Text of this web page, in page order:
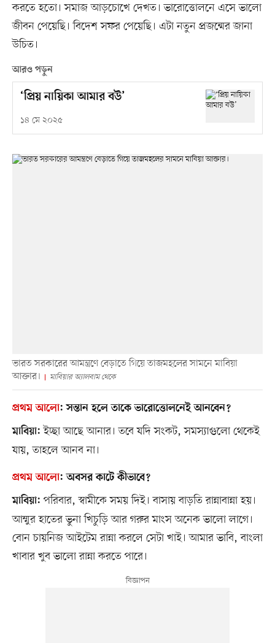
করতে হতো। সমাজ আড়চোখে দেখত। ভারোত্তোলনে এসে ভালো
জীবন পেয়েছি। বিদেশ সফর পেয়েছি। এটা নতুন প্রজন্মের জানা
উচিত।
আরও পড়ুন
‘প্রিয় নায়িকা আমার বউ’
১৪ মে ২০২৫
ভারত সরকারের আমন্ত্রণে বেড়াতে গিয়ে তাজমহলের সামনে মাবিয়া
আক্তার।
মাবিয়ার অ্যালবাম থেকে
প্রথম আলো:সন্তান হলে তাকে ভারোত্তোলনেই আনবেন?
মাবিয়া: ইচ্ছা আছে আনার। তবে যদি সংকট, সমস্যাগুলো থেকেই
যায়, তাহলে আনব না।
প্রথম আলো:অবসর কাটে কীভাবে?
মাবিয়া: পরিবার, স্বামীকে সময় দিই। বাসায় বাড়তি রান্নাবান্না হয়।
আম্মুর হাতের ভুনা খিচুড়ি আর গরুর মাংস অনেক ভালো লাগে।
বোন চায়নিজ আইটেম রান্না করলে সেটা খাই। আমার ভাবি, বাংলা
খাবার খুব ভালো রান্না করতে পারে।